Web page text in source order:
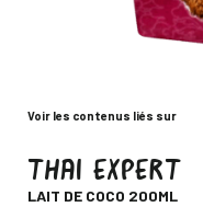
Voir les contenus liés sur
THAI EXPERT-
LAIT DE COCO 200ML